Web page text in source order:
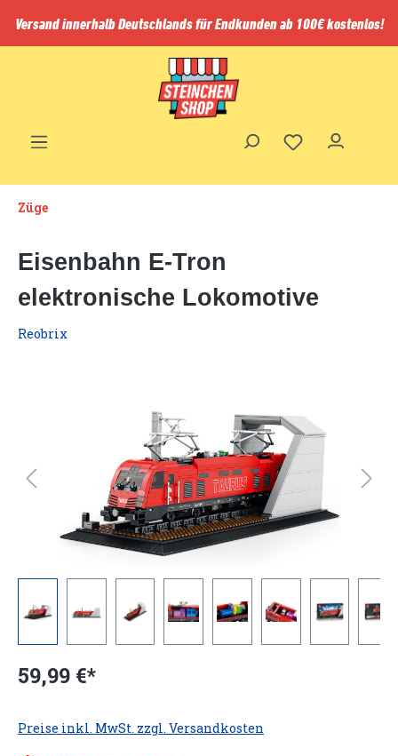
springen
Versand innerhalb Deutschlands für Endkunden ab 100€ kostenlos!
Züge
Eisenbahn E-Tron
elektronische Lokomotive
Reobrix
59,99 €*
Preise inkl. MwSt. zzgl. Versandkosten